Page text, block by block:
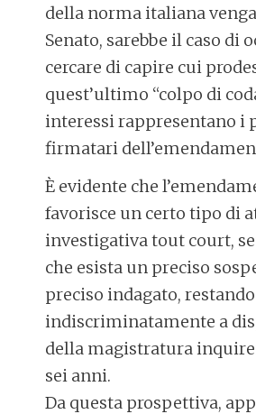
della norma italiana
Senato, sarebbe il caso di
cercare di capire cui
quest’ultimo “colpo di
interessi rappresentano i
firmatari
È evidente che
favorisce un certo tipo di
investigativa tout court,
che esista un preciso
preciso indagato,
indiscriminatamente a
della magistratura
sei anni.
Da questa prospettiva,